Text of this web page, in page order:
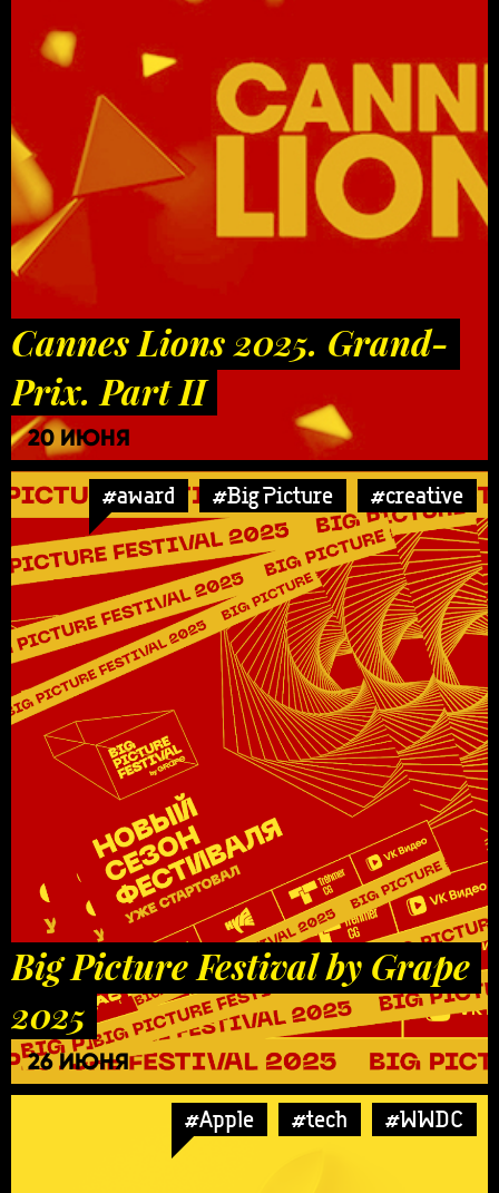
Cannes Lions 2025. Grand-
Prix. Part II
20 ИЮНЯ
#award #Big Picture #creative
Big Picture Festival by Grape
2025
26 ИЮНЯ
#Apple #tech #WWDC